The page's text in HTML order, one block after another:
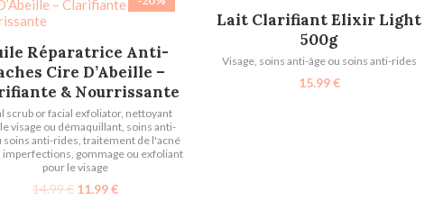
AJOUTER AU PANIER
Réparatrice Anti-
Cire D’Abeille –
& Nourrissante
scrub or facial exfoliator, nettoyant
visage ou démaquillant, soins anti-
soins anti-rides,traitement de l'acné
imperfections, gommage ou exfoliant
pour le visage
14.99€ 11.99€
AJOUTER AU PANIER
Lait Clarifiant Elixir Light
500g
Visage, soins anti-âge ou soins anti-rides
15.99€